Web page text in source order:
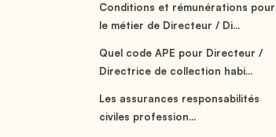
Conditions et rémunérations pour
le métier de Directeur / Di...
Quel code APE pour Directeur /
Directrice de collection habi...
Les assurances responsabilités
civiles profession...